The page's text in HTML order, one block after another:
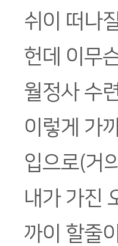
쉬이 떠나
헌데 이무
월정사 수
이렇게 가
입으로(거
내가 가진
까이 할줄